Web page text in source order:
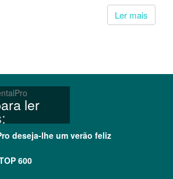
Ler mais
ler
deseja-lhe um verão feliz
600